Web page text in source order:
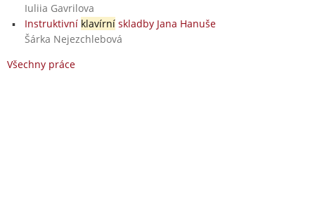
Iuliia Gavrilova
Instruktivní klavírnískladby Jana Hanuše
Šárka Nejezchlebová
Všechny práce